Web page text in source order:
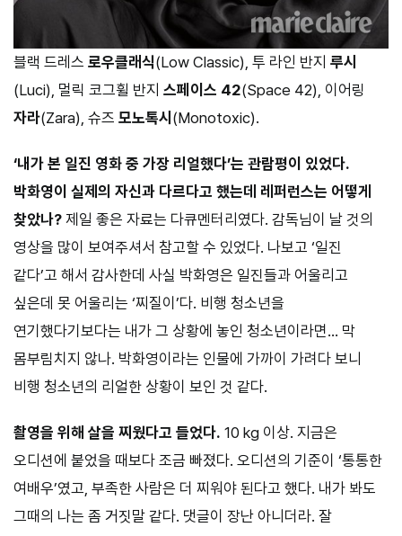
블랙 드레스 로우클래식(Low Classic), 투 라인 반지 루시
(Luci), 멀릭 코그휠 반지 스페이스 42(Space 42), 이어링
자라(Zara), 슈즈 모노톡시 (Monotoxic).
‘내가 본 일진 영화 중 가장 리얼했다’는 관람평이 있었다.
박화영이 실제의 자신과 다르다고 했는데 레퍼런스는 어떻게
찾았나? 제일 좋은 자료는 다큐멘터리였다. 감독님이 날 것의
영상을 많이 보여주셔서 참고할 수 있었다. 나보고 ‘일진
같다’고 해서 감사한데 사실 박화영은 일진들과 어울리고
싶은데 못 어울리는 ‘찌질이’다. 비행 청소년을
연기했다기보다는 내가 그 상황에 놓인 청소년이라면… 막
몸부림치지 않나. 박화영이라는 인물에 가까이 가려다 보니
비행 청소년의 리얼한 상황이 보인 것 같다.
촬영을 위해 살을 찌웠다고 들었다. 10 kg 이상. 지금은
오디션에 붙었을 때보다 조금 빠졌다. 오디션의 기준이 ‘통통한
여배우’였고, 부족한 사람은 더 찌워야 된다고 했다. 내가 봐도
그때의 나는 좀 거짓말 같다. 댓글이 장난 아니더라. 잘